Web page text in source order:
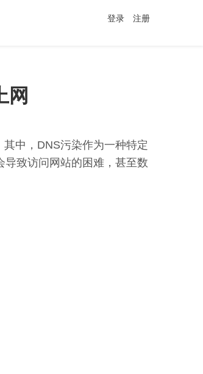
登录 注册
网
中，DNS污染作为一种特定
致访问网站的困难，甚至数